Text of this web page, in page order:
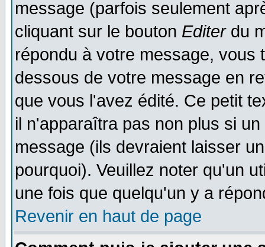
message (parfois seulement
cliquant sur le bouton Editerdu
répondu à votre message, vous
dessous de votre message en
que vous l'avez édité. Ce petit
il n'apparaîtra pas non plus si
message (ils devraient laisser
pourquoi). Veuillez noter qu'un
une fois que quelqu'un y a
Revenir en haut de page